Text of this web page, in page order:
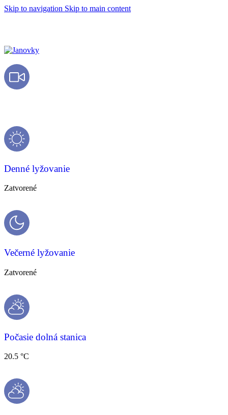
Skip to navigation Skip to main content
Denné lyžovanie
Zatvorené
Večerné lyžovanie
Zatvorené
Počasie dolná stanica
20.5 °C